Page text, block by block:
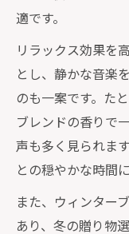
香りの秘
自家焙煎
深い味わ
ウィンタ
かさを解
自家焙煎
深さ
適です。
リラックス効果を
とし、静かな音楽
のも一案です。た
ブレンドの香りで
声も多く見られま
との穏やかな時間
また、ウィンター
あり、冬の贈り物